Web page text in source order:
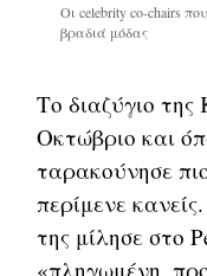
Οι celebrity co-chairs
βραδιά μόδας
Το διαζύγιο
Οκτώβριο και
ταρακούνησε
περίμενε
της μίλησε στο
«πληγωμένη,